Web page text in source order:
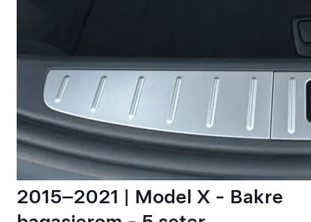
2015–2021 | Model X - Bakre